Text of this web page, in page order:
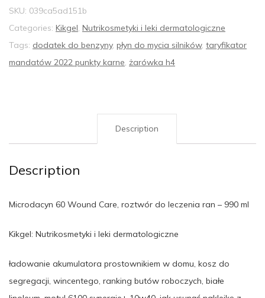
SKU: 039ca5ad151b
Categories: Kikgel, Nutrikosmetyki i leki dermatologiczne
Tags: dodatek do benzyny, płyn do mycia silników, taryfikator
mandatów 2022 punkty karne, żarówka h4
Description
Description
Microdacyn 60 Wound Care, roztwór do leczenia ran – 990 ml
Kikgel: Nutrikosmetyki i leki dermatologiczne
ładowanie akumulatora prostownikiem w domu, kosz do
segregacji, wincentego, ranking butów roboczych, białe